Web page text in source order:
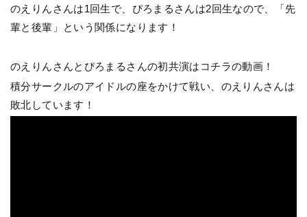
のえりんさんは1回生で、ぴろまるさんは2回生なので、「先
輩と後輩」という関係になります！
のえりんさんとぴろまるさんの初共演はコチラの動画！
積分サークルのアイドルの座をかけて戦い、のえりんさんは
敗北しています！